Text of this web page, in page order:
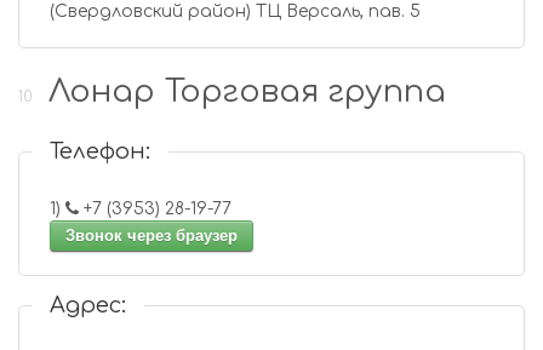
(Свердловский район) ТЦ Версаль, пав. 5
10 Лонар Торговая группа
Телефон:
1)
+7 (3953) 28-19-77
Звонок через браузер
Адрес: